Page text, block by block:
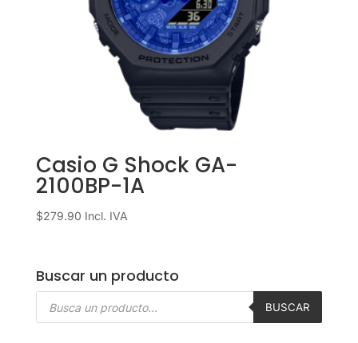
Casio G Shock GA-
2100BP-1A
$279.90 Incl. IVA
Buscar un producto
Búsqueda
BUSCAR